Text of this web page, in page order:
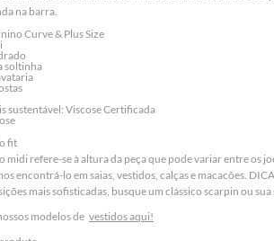
na barra.
Curve & Plus Size
soltinha
sustentável: Viscose Certificada
fit
refere-se à altura da peça que pode variar entre os
encontrá-lo em saias, vestidos, calças e macacões.
mais sofisticadas, busque um clássico scarpin ou
modelos de vestidos aqui!